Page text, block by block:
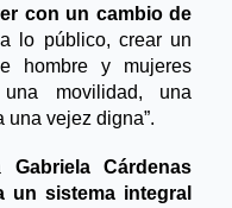
con un cambio de
lo público, crear un
hombre y mujeres
movilidad, una
una vejez digna”.
Gabriela Cárdenas
un sistema integral